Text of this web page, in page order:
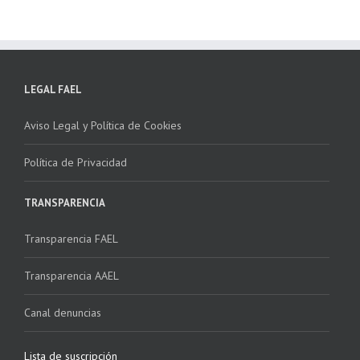
LEGAL FAEL
Aviso Legal y Política de Cookies
Política de Privacidad
TRANSPARENCIA
Transparencia FAEL
Transparencia AAEL
Canal denuncias
Lista de suscripción